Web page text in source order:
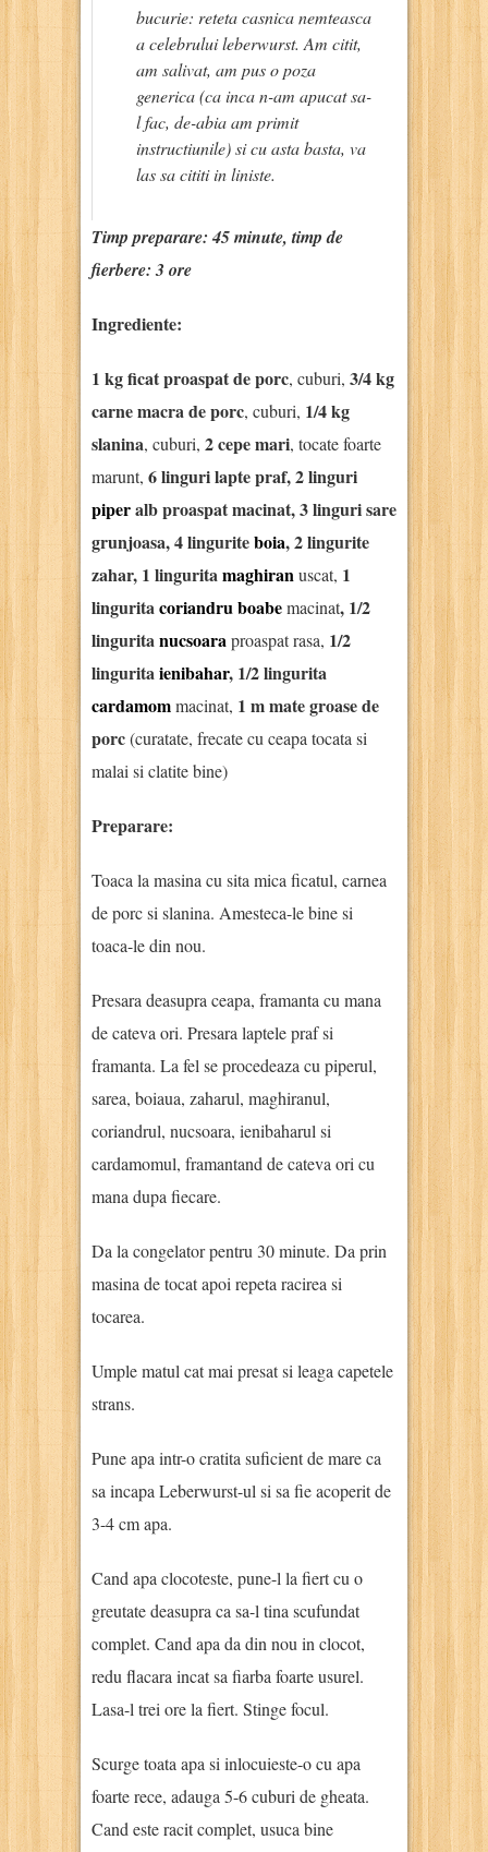
bucurie: reteta casnica nemteasca
a celebrului leberwurst. Am citit,
am salivat, am pus o poza
generica (ca inca n-am apucat sa-
l fac, de-abia am primit
instructiunile) si cu asta basta, va
las sa cititi in liniste.
Timp preparare: 45 minute, timp de
fierbere: 3 ore
Ingrediente:
1 kg ficat proaspat de porc, cuburi, 3/4 kg
carne macra de porc, cuburi, 1/4 kg
slanina, cuburi, 2 cepe mari, tocate foarte
marunt, 6 linguri lapte praf, 2 linguri
piperalb proaspat macinat, 3 linguri sare
grunjoasa, 4 linguriteboia, 2 lingurite
zahar, 1 linguritamaghiranuscat, 1
linguritacoriandru boabemacinat, 1/2
linguritanucsoaraproaspat rasa, 1/2
linguritaienibahar, 1/2 lingurita
cardamommacinat, 1 m mate groase de
porc(curatate, frecate cu ceapa tocata si
malai si clatite bine)
Preparare:
Toaca la masina cu sita mica ficatul, carnea
de porc si slanina. Amesteca-le bine si
toaca-le din nou.
Presara deasupra ceapa, framanta cu mana
de cateva ori. Presara laptele praf si
framanta. La fel se procedeaza cu piperul,
sarea, boiaua, zaharul, maghiranul,
coriandrul, nucsoara, ienibaharul si
cardamomul, framantand de cateva ori cu
mana dupa fiecare.
Da la congelator pentru 30 minute. Da prin
masina de tocat apoi repeta racirea si
tocarea.
Umple matul cat mai presat si leaga capetele
strans.
Pune apa intr-o cratita suficient de mare ca
sa incapa Leberwurst-ul si sa fie acoperit de
3-4 cm apa.
Cand apa clocoteste, pune-l la fiert cu o
greutate deasupra ca sa-l tina scufundat
complet. Cand apa da din nou in clocot,
redu flacara incat sa fiarba foarte usurel.
Lasa-l trei ore la fiert. Stinge focul.
Scurge toata apa si inlocuieste-o cu apa
foarte rece, adauga 5-6 cuburi de gheata.
Cand este racit complet, usuca bine